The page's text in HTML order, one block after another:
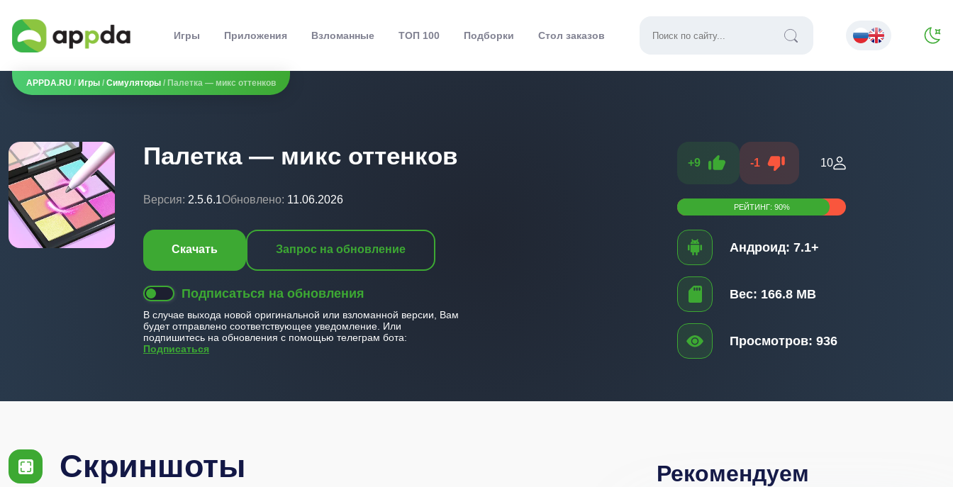
Игры Приложения Взломанные ТОП 100 Подборки Стол заказов
APPDA.RU / Игры / Симуляторы / Палетка — микс оттенков
Палетка — микс оттенков
Версия: 2.5.6.1Обновлено: 11.06.2026
Скачать Запрос на обновление
Подписаться на обновления
В случае выхода новой оригинальной или взломанной версии, Вам
будет отправлено соответствующее уведомление. Или
подпишитесь на обновления с помощью телеграм бота:
Подписаться
+9 -1 10
РЕЙТИНГ: 90%
Андроид: 7.1+
Вес: 166.8 MB
Просмотров: 936
Скриншоты Рекомендуем